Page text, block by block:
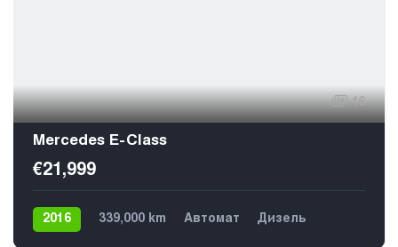
16
Mercedes E-Class
€21,999
2016 339,000 km Автомат
Дизель